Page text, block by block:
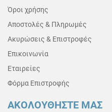
Όροι χρήσης
Αποστολές & Πληρωμές
Ακυρώσεις & Επιστροφές
Επικοινωνία
Εταιρείες
Φόρμα Επιστροφής
ΑΚΟΛΟΥΘΗΣΤΕ ΜΑΣ